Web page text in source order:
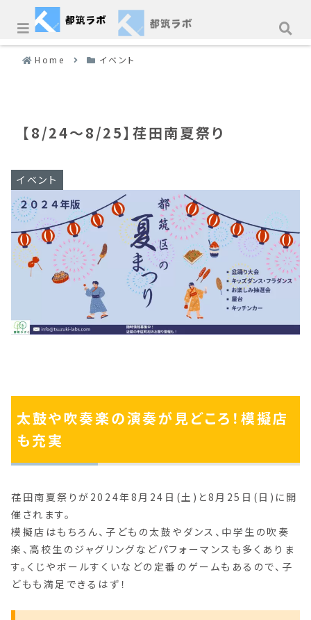
Home イベント
【8/24〜8/25】荏田南夏祭り
イベント
太鼓や吹奏楽の演奏が見どころ！模擬店
も充実
荏田南夏祭りが2024年8月24日(土)と8月25日(日)に開
催されます。
模擬店はもちろん、子どもの太鼓やダンス、中学生の吹奏
楽、高校生のジャグリングなどパフォーマンスも多くありま
す。くじやボールすくいなどの定番のゲームもあるので、子
どもも満足できるはず！